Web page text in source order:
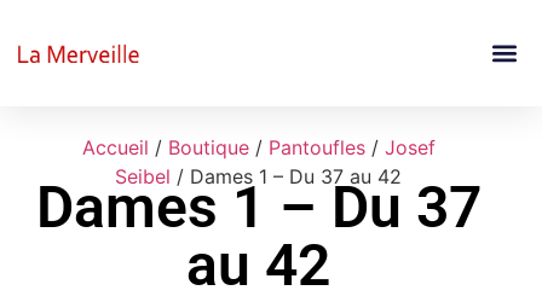
Accueil / Boutique/ Pantoufles/ Josef
Seibel / Dames 1 – Du 37 au 42
Dames 1 – Du 37
au 42